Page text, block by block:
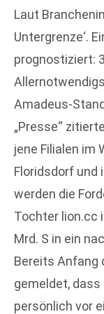
Laut
Untergrenze‘.
prognostiziert:
Amadeus-
„Presse“
jene Filialen im
Floridsdorf und
werden die
Tochter lion.cc
Mrd. S in ein
Bereits Anfang
gemeldet, dass
persönlich vor